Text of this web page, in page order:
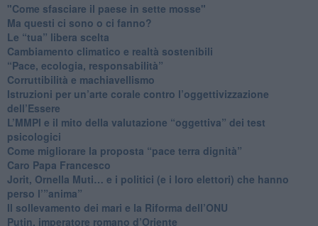
"Come sfasciare il paese in sette mosse"
​Ma questi ci sono o ci fanno?
​Le “tua” libera scelta
Cambiamento climatico e realtà sostenibili
“Pace, ecologia, responsabilità”
​Corruttibilità e machiavellismo
Istruzioni per un’arte corale contro l’oggettivizzazione
dell’Essere
​L’MMPI e il mito della valutazione “oggettiva” dei test
psicologici
Come migliorare la proposta “pace terra dignità”
Caro Papa Francesco
​Jorit, Ornella Muti… e i politici (e i loro elettori) che hanno
perso l’”anima”
​Il sollevamento dei mari e la Riforma dell’ONU
Putin, imperatore romano d’Oriente